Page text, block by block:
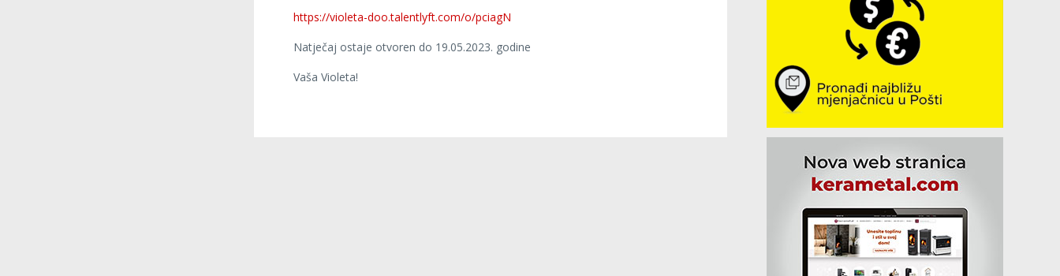
https://violeta-doo.talentlyft.com/o/pciagN
Natječaj ostaje otvoren do 19.05.2023. godine
Vaša Violeta!